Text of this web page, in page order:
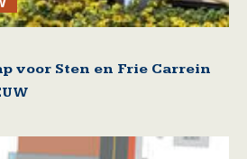
voor Sten en Frie Carrein